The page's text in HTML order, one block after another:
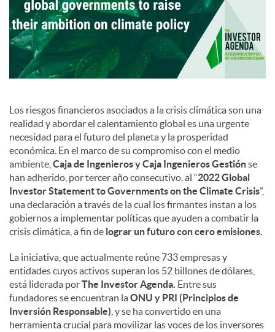
Los riesgos financieros asociados a la crisis climática son una
realidad y abordar el calentamiento global es una urgente
necesidad para el futuro del planeta y la prosperidad
económica. En el marco de su compromiso con el medio
ambiente, Caja de Ingenieros y Caja Ingenieros Gestiónse
han adherido, por tercer año consecutivo, al “2022 Global
Investor Statement to Governments on the Climate Crisis”,
una declaración a través de la cual los firmantes instan a los
gobiernos a implementar políticas que ayuden a combatir la
crisis climática, a fin de lograr un futuro con cero emisiones.
La iniciativa, que actualmente reúne 733 empresas y
entidades cuyos activos superan los 52 billones de dólares,
está liderada porThe Investor Agenda. Entre sus
fundadores se encuentran laONU y PRI (Principios de
Inversión Responsable) , y se ha convertido en una
herramienta crucial para movilizar las voces de los inversores